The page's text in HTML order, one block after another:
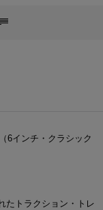
6インチ・クラシック
たトラクション・トレ